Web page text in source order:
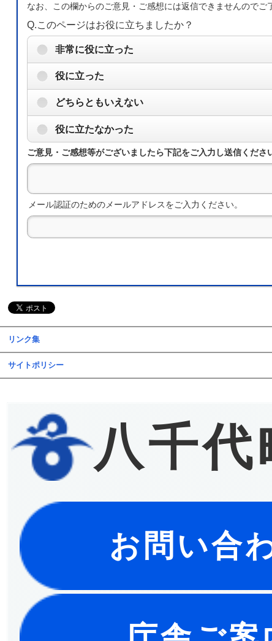
なお、この欄からのご意見・ご感想には返信できませんのでご
Q.このページはお役に立ちましたか？
非常に役に立った
役に立った
どちらともいえない
役に立たなかった
ご意見・ご感想等がございましたら下記をご入力し送信くださ
メール認証のためのメールアドレスをご入力ください。
リンク集
サイトポリシー
八千代
お問い合